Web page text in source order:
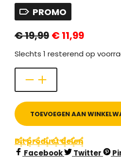
PROMO
€19,99 prijs
€ 19,99.
€11,99prijs
€ 11,99.
Slechts 1 resterend op
TOEVOEGEN AAN
Dit product delen
Facebook
Twitter